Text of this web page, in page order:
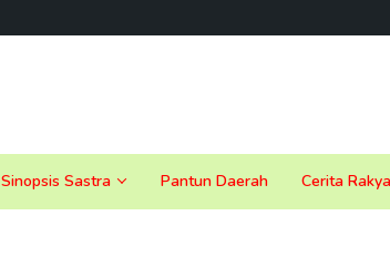
Sinopsis Sastra Pantun Daerah Cerita